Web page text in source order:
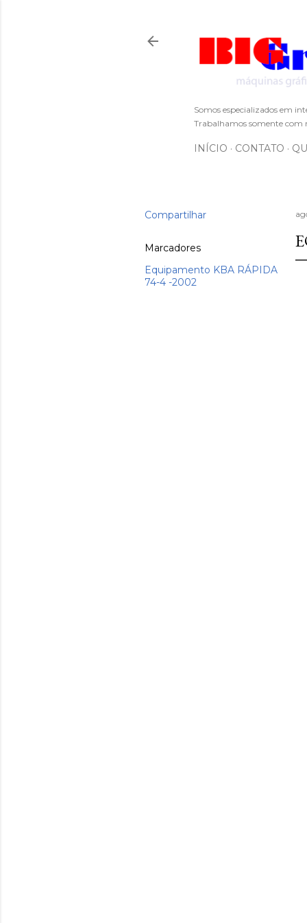
Somos especializados em
Trabalhamos somente com
INÍCIO CONTATO
Compartilhar
Marcadores
Equipamento KBA RÁPIDA
74-4 -2002